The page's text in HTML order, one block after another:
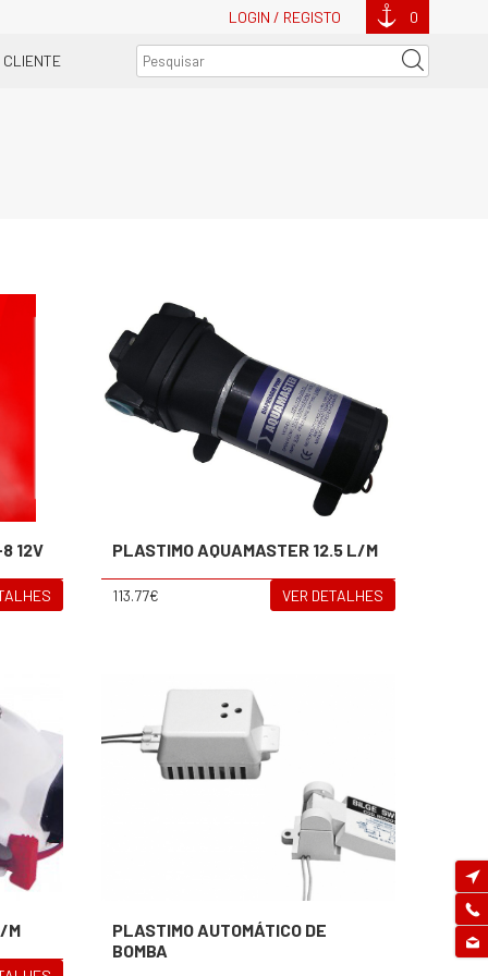
LOGIN / REGISTO 0
CLIENTE
12V PLASTIMO AQUAMASTER 12.5 L/M
113.77€ VER DETALHES
M
PLASTIMO AUTOMÁTICO DE
BOMBA